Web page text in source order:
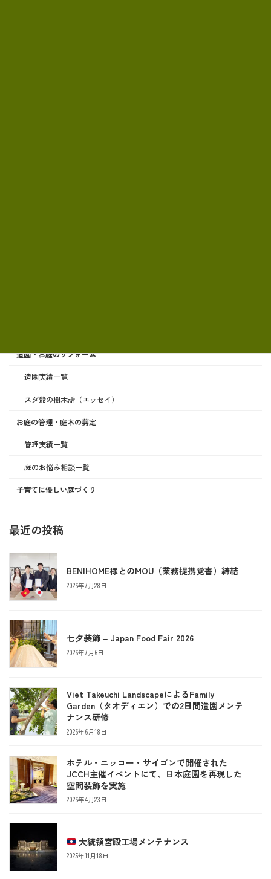
造園・お庭のリフォーム
造園実績一覧
スダ爺の樹木話（エッセイ）
お庭の管理・庭木の剪定
管理実績一覧
庭のお悩み相談一覧
子育てに優しい庭づくり
最近の投稿
BENIHOME様とのMOU（業務提携覚書）締結
2026年7月28日
七夕装飾 ‒ Japan Food Fair 2026
2026年7月6日
Viet Takeuchi LandscapeによるFamily
Garden（タオディエン）での2日間造園メンテ
ナンス研修
2026年6月18日
ホテル・ニッコー・サイゴンで開催された
JCCH主催イベントにて、日本庭園を再現した
空間装飾を実施
2026年4月23日
大統領宮殿工場メンテナンス
2025年11月18日